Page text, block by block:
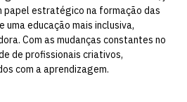
papel estratégico na formação das
uma educação mais inclusiva,
Com as mudanças constantes no
de profissionais criativos,
com a aprendizagem.